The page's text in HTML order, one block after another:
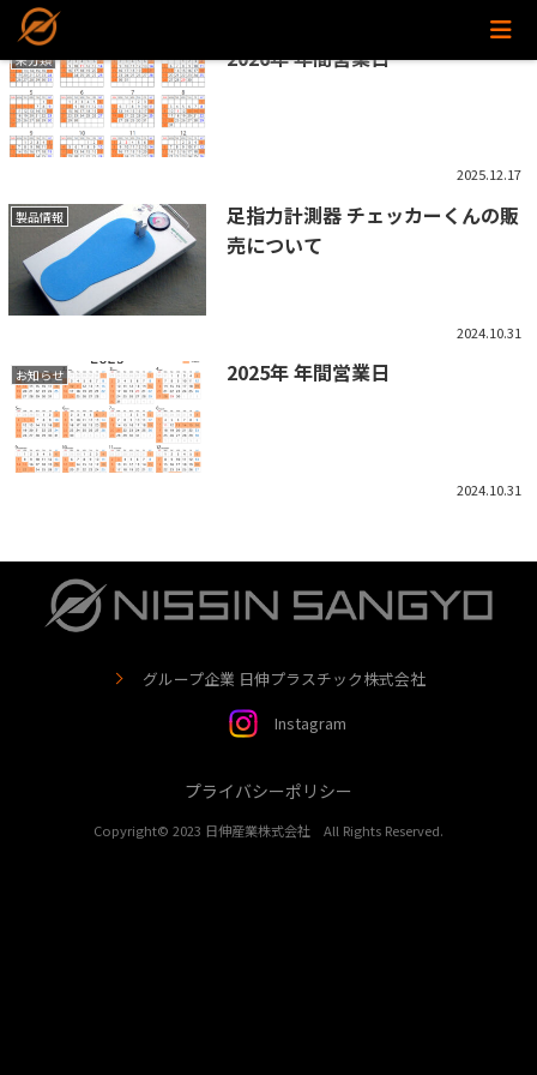
未分類 2026年 年間営業日
2025.12.17
製品情報
足指力計測器 チェッカーくんの販
売について
2024.10.31
お知らせ 2025年 年間営業日
2024.10.31
グループ企業 日伸プラスチック株式会社
Instagram
プライバシーポリシー
Copyright© 2023 日伸産業株式会社 All Rights Reserved.